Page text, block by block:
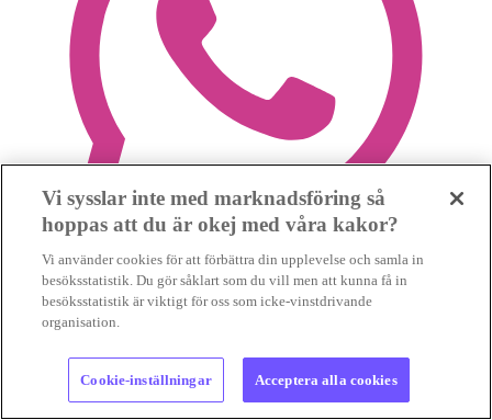
Vi sysslar inte med marknadsföring så
hoppas att du är okej med våra kakor?
Vi använder cookies för att förbättra din upplevelse och samla in
besöksstatistik. Du gör såklart som du vill men att kunna få in
besöksstatistik är viktigt för oss som icke-vinstdrivande
organisation.
Cookie-inställningar Acceptera alla cookies